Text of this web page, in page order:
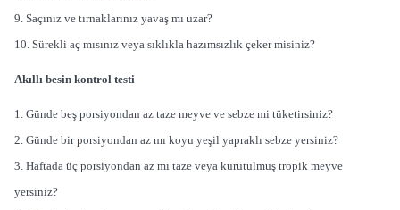
9. Saçınız ve tırnaklarınız yavaş mı uzar?
10. Sürekli aç mısınız veya sıklıkla hazımsızlık çeker misiniz?
Akıllı besin kontrol testi
1. Günde beş porsiyondan az taze meyve ve sebze mi tüketirsiniz?
2. Günde bir porsiyondan az mı koyu yeşil yapraklı sebze yersiniz?
3. Haftada üç porsiyondan az mı taze veya kurutulmuş tropik meyve
yersiniz?